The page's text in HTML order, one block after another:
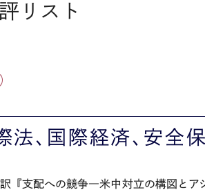
リスト
法、国際経済、安全保
『支配への競争―米中対立の構図とア